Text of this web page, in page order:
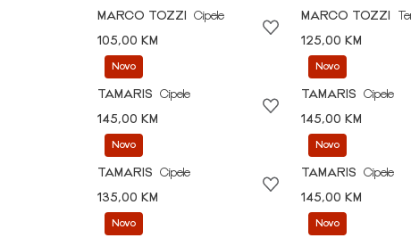
MARCO TOZZI
Cipele
105,00 KM
MARCO TOZZI
125,00 KM
Novo
TAMARIS
Cipele
145,00 KM
Novo
TAMARIS
Cipele
145,00 KM
Novo
TAMARIS
Cipele
135,00 KM
Novo
TAMARIS
Cipele
145,00 KM
Novo Novo